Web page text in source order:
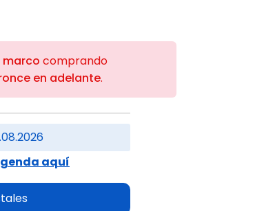
marco comprando
en adelante.
aquí